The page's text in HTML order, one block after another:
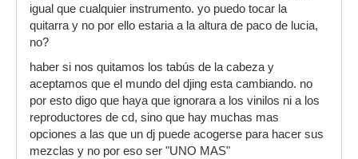
igual que cualquier instrumento. yo puedo tocar la
quitarra y no por ello estaria a la altura de paco de lucia,
no?
haber si nos quitamos los tabús de la cabeza y
aceptamos que el mundo del djing esta cambiando. no
por esto digo que haya que ignorara a los vinilos ni a los
reproductores de cd, sino que hay muchas mas
opciones a las que un dj puede acogerse para hacer sus
mezclas y no por eso ser "UNO MAS"